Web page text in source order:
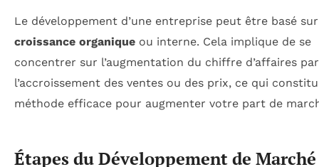
Le développement d’une entreprise peut être basé
croissance organique ou interne. Cela implique de se
concentrer sur l’augmentation du chiffre d’affaires par
l’accroissement des ventes ou des prix, ce qui
méthode efficace pour augmenter votre part de
Étapes du Développement de Marché